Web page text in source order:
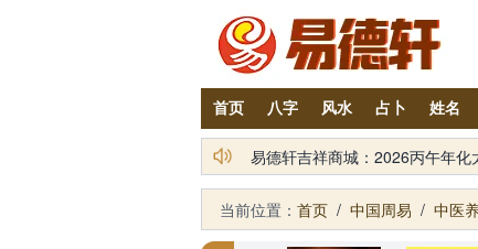
首页 八字 风水 占卜 姓名
易德轩风水装修设计网提供装修
易德轩吉祥商城：2026丙午年
当前位置： 首页 / 中国周易 / 中医